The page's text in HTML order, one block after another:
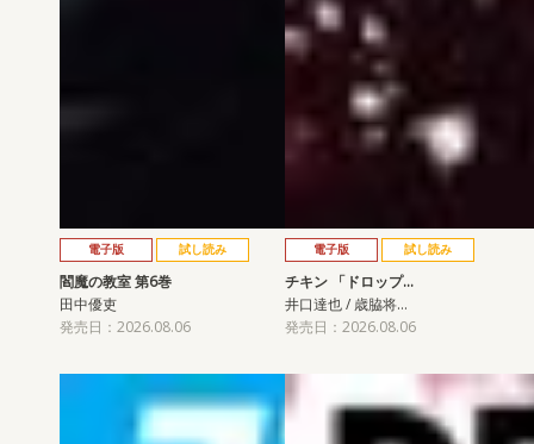
電子版 試し読み
閻魔の教室 第6巻
田中優吏
発売日：2026.08.06
電子版 試し読み
チキン 「ドロップ…
井口達也 / 歳脇将…
発売日：2026.08.06